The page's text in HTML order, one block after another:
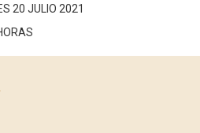
20 JULIO 2021